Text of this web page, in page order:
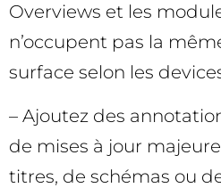
Overviews et les
n’occupent pas la
surface selon les
– Ajoutez des
de mises à jour
titres, de schémas ou